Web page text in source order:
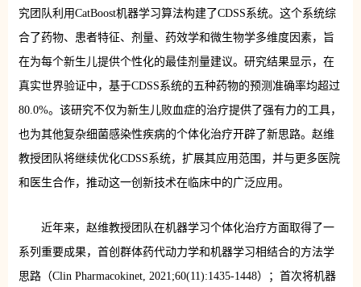
究团队利用CatBoost机器学习算法构建了CDSS系统。这个系统综
合了药物、患者特征、剂量、药效学和微生物学多维度因素，旨
在为每个新生儿提供个性化的最佳剂量建议。研究结果显示，在
真实世界验证中，基于CDSS系统的五种药物的预测准确率均超过
80.0%。该研究不仅为新生儿败血症的治疗提供了强有力的工具，
也为其他复杂细菌感染性疾病的个体化治疗开辟了新思路。赵维
教授团队将继续优化CDSS系统，扩展其应用范围，并与更多医院
和医生合作，推动这一创新技术在临床中的广泛应用。
近年来，赵维教授团队在机器学习个体化治疗方面取得了一
系列重要成果，首创群体药代动力学和机器学习相结合的方法学
思路（Clin Pharmacokinet, 2021;60(11):1435-1448）；首次将机器